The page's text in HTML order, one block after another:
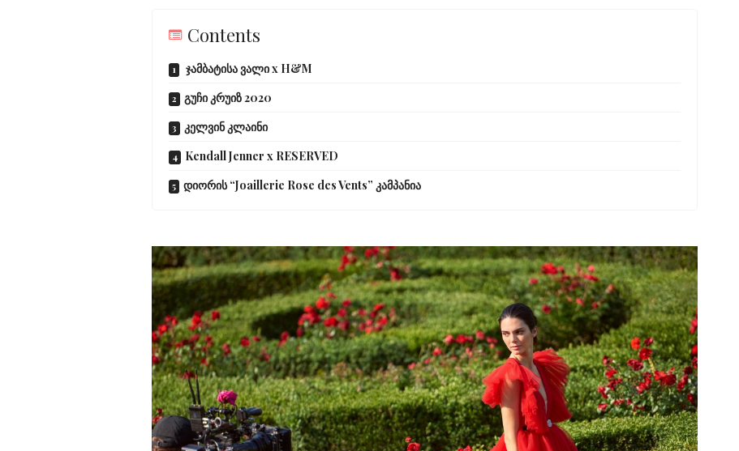
Contents
ჯამბატისა ვალი x H&M
გუჩი კრუიზ 2020
კელვინ კლაინი
Kendall Jenner x RESERVED
დიორის “Joaillerie Rose des Vents” კამპანია